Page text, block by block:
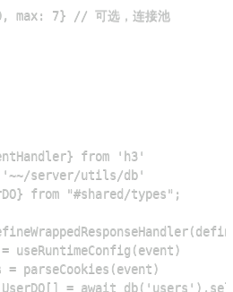
    pool: {min: 0, max: 7} // 可选，连接池